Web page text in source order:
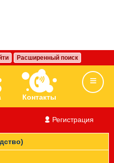
Расширенный поиск
Контакты
Вакансии
Регистрация